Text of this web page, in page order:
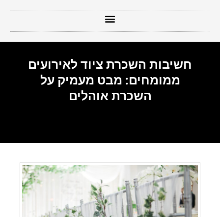
חשיבות השכרת ציוד לאירועים
ממומחים: מבט מעמיק על
השכרת אוהלים